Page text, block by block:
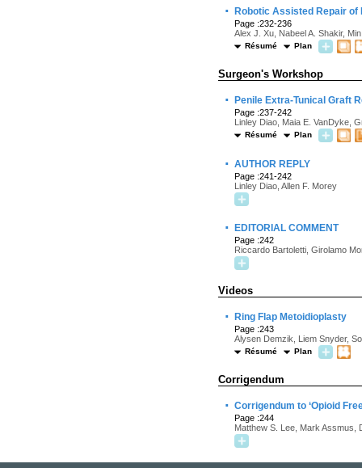
· Robotic Assisted Repair of
Page :232-236
Alex J. Xu, Nabeel A. Shakir,
Résumé Plan
Surgeon's Workshop
· Penile Extra-Tunical Graft
Page :237-242
Linley Diao, Maia E. VanDyke,
Résumé Plan
· AUTHOR REPLY
Page :241-242
Linley Diao, Allen F. Morey
· EDITORIAL COMMENT
Page :242
Riccardo Bartoletti, Girolamo
Videos
· Ring Flap Metoidioplasty
Page :243
Alysen Demzik, Liem Snyder,
Résumé Plan
Corrigendum
· Corrigendum to ‘Opioid
Page :244
Matthew S. Lee, Mark Assmus,